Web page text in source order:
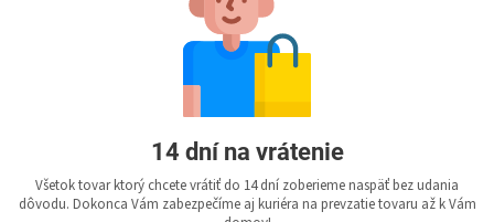
14 dní na vrátenie
Všetok tovar ktorý chcete vrátiť do 14 dní zoberieme naspäť bez udania
dôvodu. Dokonca Vám zabezpečíme aj kuriéra na prevzatie tovaru až k Vám